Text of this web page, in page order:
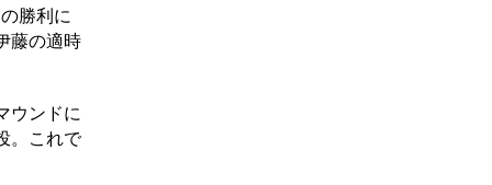
勝利に
藤の適時
ウンドに
。これで